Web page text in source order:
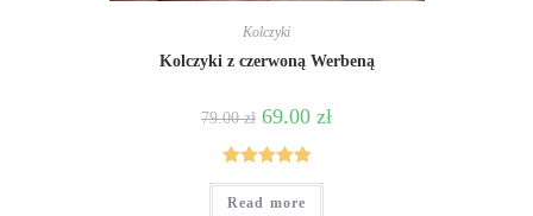
Kolczyki
Kolczyki z czerwoną Werbeną
79.00zł 69.00 zł
Rated5out
of 5
Read more